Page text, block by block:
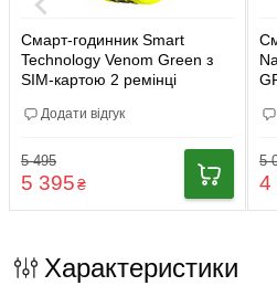
Смарт-годинник Smart
Technology Venom Green з
SIM-картою 2 ремінці
Додати відгук
5 495
5 395₴
5
4
Характеристики